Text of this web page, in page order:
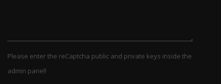
Please enter the reCaptcha public and private keys inside the
admin panel!